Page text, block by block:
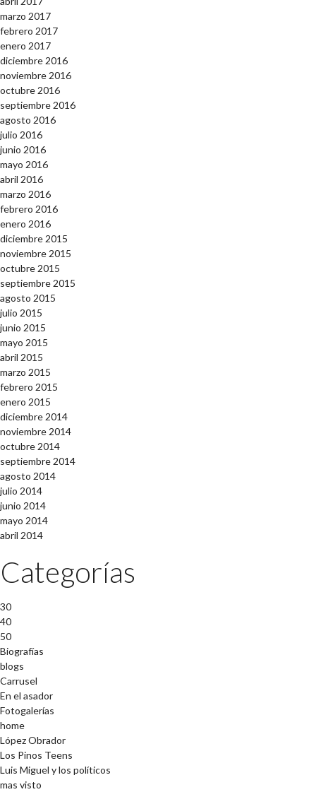
marzo 2017
febrero 2017
enero 2017
diciembre 2016
noviembre 2016
octubre 2016
septiembre 2016
agosto 2016
julio 2016
junio 2016
mayo 2016
abril 2016
marzo 2016
febrero 2016
enero 2016
diciembre 2015
noviembre 2015
octubre 2015
septiembre 2015
agosto 2015
julio 2015
junio 2015
mayo 2015
abril 2015
marzo 2015
febrero 2015
enero 2015
diciembre 2014
noviembre 2014
octubre 2014
septiembre 2014
agosto 2014
julio 2014
junio 2014
mayo 2014
abril 2014
Categorías
30
40
50
Biografías
blogs
Carrusel
En el asador
Fotogalerías
home
López Obrador
Los Pinos Teens
Luis Miguel y los políticos
mas visto